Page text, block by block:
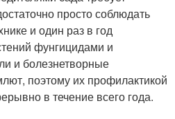
просто соблюдать
и один раз в год
фунгицидами и
и болезнетворные
поэтому их профилактикой
в течение всего года.